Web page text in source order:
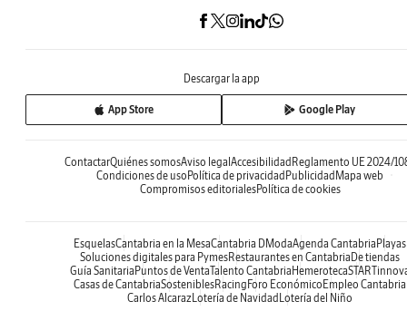
Descargar la app
App Store Google Play
ContactarQuiénes somosAviso legalAccesibilidadReglamento UE 2024/
Condiciones de usoPolítica de privacidadPublicidadMapa web
Compromisos editorialesPolítica de cookies
EsquelasCantabria en la MesaCantabria DModaAgenda CantabriaPlayas
Soluciones digitales para PymesRestaurantes en CantabriaDe tiendas
Guía SanitariaPuntos de VentaTalento CantabriaHemeroteca
Casas de CantabriaSosteniblesRacingForo EconómicoEmpleo Cantabria
Carlos AlcarazLotería de NavidadLotería del Niño